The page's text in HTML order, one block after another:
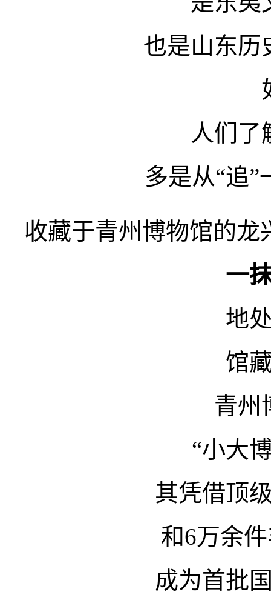
也是山东历
人们了
多是从“追
收藏于青州博物馆的龙
一
地
馆
青州
“小大
其凭借顶
和6万余
成为首批